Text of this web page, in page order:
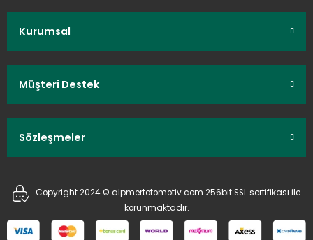
Kurumsal
Müşteri Destek
Sözleşmeler
Copyright 2024 © alpmertotomotiv.com 256bit SSL sertifikası ile
korunmaktadır.